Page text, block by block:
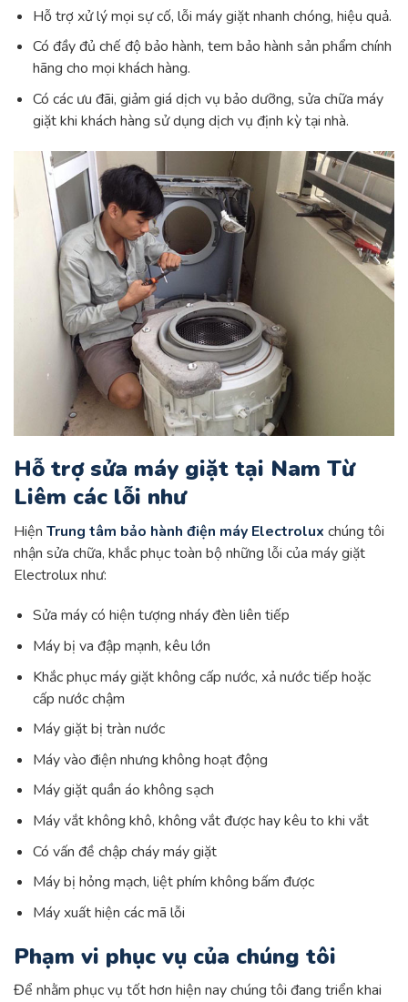
Hỗ trợ xử lý mọi sự cố, lỗi máy giặt nhanh chóng, hiệu quả.
Có đầy đủ chế độ bảo hành, tem bảo hành sản phẩm chính
hãng cho mọi khách hàng.
Có các ưu đãi, giảm giá dịch vụ bảo dưỡng, sửa chữa máy
giặt khi khách hàng sử dụng dịch vụ định kỳ tại nhà.
Hỗ trợ sửa máy giặt tại Nam Từ
Liêm các lỗi như
Hiện Trung tâm bảo hành điện máy Electrolux chúng tôi
nhận sửa chữa, khắc phục toàn bộ những lỗi của máy giặt
Electrolux như:
Sửa máy có hiện tượng nháy đèn liên tiếp
Máy bị va đập mạnh, kêu lớn
Khắc phục máy giặt không cấp nước, xả nước tiếp hoặc
cấp nước chậm
Máy giặt bị tràn nước
Máy vào điện nhưng không hoạt động
Máy giặt quần áo không sạch
Máy vắt không khô, không vắt được hay kêu to khi vắt
Có vấn đề chập cháy máy giặt
Máy bị hỏng mạch, liệt phím không bấm được
Máy xuất hiện các mã lỗi
Phạm vi phục vụ của chúng tôi
Để nhằm phục vụ tốt hơn hiện nay chúng tôi đang triển khai